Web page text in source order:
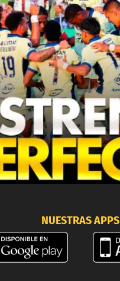
NUESTRAS APPS